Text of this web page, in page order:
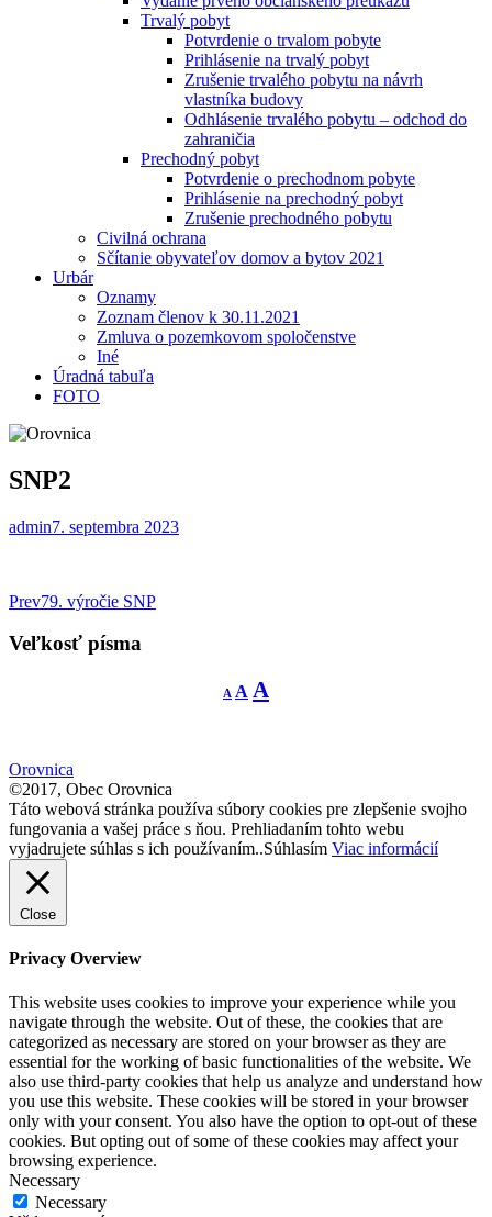
Trvalý pobyt
Potvrdenie o trvalom pobyte
Prihlásenie na trvalý pobyt
Zrušenie trvalého pobytu na návrh
vlastníka budovy
Odhlásenie trvalého pobytu – odchod do
zahraničia
Prechodný pobyt
Potvrdenie o prechodnom pobyte
Prihlásenie na prechodný pobyt
Zrušenie prechodného pobytu
Civilná ochrana
Sčítanie obyvateľov domov a bytov 2021
Urbár
Oznamy
Zoznam členov k 30.11.2021
Zmluva o pozemkovom spoločenstve
Iné
Úradná tabuľa
FOTO
SNP2
admin7. septembra 2023
Post
navigation
Prev79. výročie SNP
Veľkosť písma
A
Decrease
font
A Reset
font
A
Orovnica
©2017, Obec Orovnica
Táto webová stránka používa súbory cookies pre zlepšenie svojho
fungovania a vašej práce s ňou. Prehliadaním tohto webu
vyjadrujete súhlas s ich používaním..Súhlasím Viac informácií
Close
Privacy Overview
This website uses cookies to improve your experience while you
navigate through the website. Out of these, the cookies that are
categorized as necessary are stored on your browser as they are
essential for the working of basic functionalities of the website. We
also use third-party cookies that help us analyze and understand how
you use this website. These cookies will be stored in your browser
only with your consent. You also have the option to opt-out of these
cookies. But opting out of some of these cookies may affect your
browsing experience.
Necessary
Necessary